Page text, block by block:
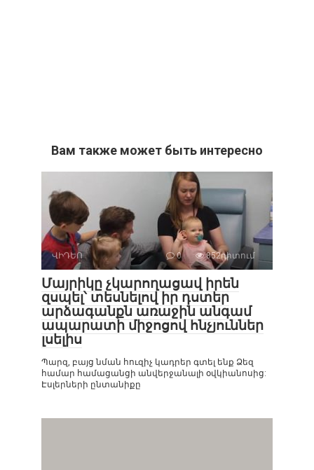
Вам также может быть интересно
ՎԻԴԵՈ 0 852դիտում
Մայրիկը չկարողացավ իրեն
զսպել՝ տեսնելով իր դստեր
արձագանքն առաջին անգամ
ապարատի միջոցով հնչյուններ
լսելիս
Պարզ, բայց նման հուզիչ կադրեր գտել ենք Ձեզ
համար համացանցի անվերջանալի օվկիանոսից:
Էսլերների ընտանիքը